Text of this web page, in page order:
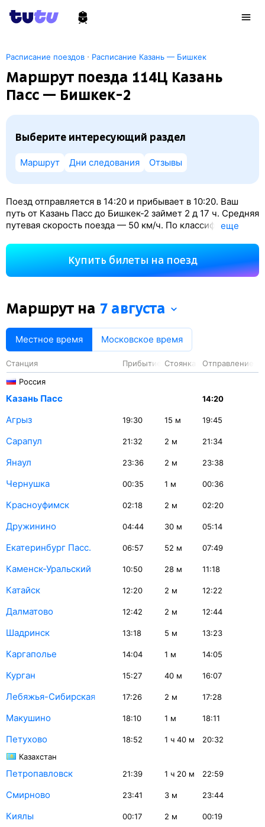
Расписание поездов · Расписание Казань — Бишкек
Маршрут поезда 114Ц Казань
Пасс — Бишкек-2
Выберите интересующий раздел
Маршрут Дни следования Отзывы
Поезд отправляется в 14:20 и прибывает в 10:20. Ваш
путь от Казань Пасс до Бишкек-2 займет 2 д 17 ч. Средняя
путевая скорость поезда — 50 км/ч. По классификации
маршруте будет 57 остановок. Самая продолжительная
стоянка поезда на станции Петухово — 100 минут.
eще
Купить билеты на поезд
Маршрут на 7 августа
Местное время Московское время
Станция Прибытие Стоянка
Отправление
Россия
Казань Пасс 14:20
Агрыз 19:30 15 м 19:45
Сарапул 21:32 2 м 21:34
Янаул 23:36 2 м 23:38
Чернушка 00:35 1 м 00:36
Красноуфимск 02:18 2 м 02:20
Дружинино 04:44 30 м 05:14
Екатеринбург Пасс. 06:57 52 м 07:49
Каменск-Уральский 10:50 28 м 11:18
Катайск 12:20 2 м 12:22
Далматово 12:42 2 м 12:44
Шадринск 13:18 5 м 13:23
Каргаполье 14:04 1 м 14:05
Курган 15:27 40 м 16:07
Лебяжья-Сибирская 17:26 2 м 17:28
Макушино 18:10 1 м 18:11
Петухово 18:52 1 ч 40 м
20:32
Казахстан
Петропавловск 21:39 1 ч 20 м 22:59
Смирново 23:41 3 м 23:44
Киялы 00:17 2 м 00:19